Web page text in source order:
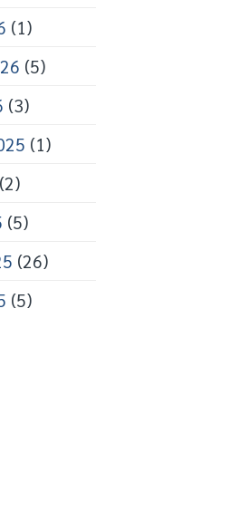
(1)
(5)
(3)
(1)
(2)
(5)
(26)
(5)